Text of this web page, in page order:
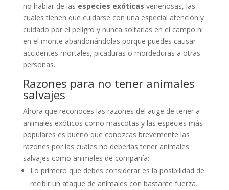
no hablar de las especies exóticas venenosas, las
cuales tienen que cuidarse con una especial atención y
cuidado por el peligro y nunca soltarlas en el campo ni
en el monte abandonándolas porque puedes causar
accidentes mortales, picaduras o mordeduras a otras
personas.
Razones para no tener animales
salvajes
Ahora que reconoces las razones del auge de tener a
animales exóticos como mascotas y las especies más
populares es bueno que conozcas brevemente las
razones por las cuales no deberías tener animales
salvajes como animales de compañía:
Lo primero que debes considerar es la posibilidad de
recibir un ataque de animales con bastante fuerza.